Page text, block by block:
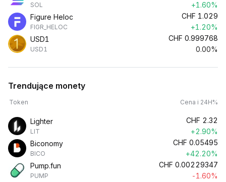
SOL
+1.60%
Figure Heloc
FIGR_HELOC
CHF 1.029
+1.20%
USD1
USD1
CHF 0.999768
0.00%
Trendujące monety
Token Cena i 24H%
Lighter
LIT
CHF 2.32
+2.90%
Biconomy
BICO
CHF 0.05495
+42.20%
Pump.fun
PUMP
CHF 0.00229347
-1.60%